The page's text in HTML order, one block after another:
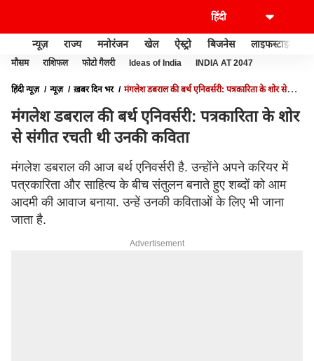
न्यूज़ राज्य मनोरंजन खेल ऐस्ट्रो बिजनेस लाइफस्टाइल
मौसम राशिफल फोटो गैलरी Ideas of India INDIA AT 2047
हिंदी न्यूज़ न्यूज़ ख़बर दिन भर
मंगलेश डबराल की बर्थ एनिवर्सरी: पत्रकारिता के शोर से
मंगलेश डबराल की बर्थ एनिवर्सरी: पत्रकारिता के शोर
से संगीत रचती थी उनकी कविता
मंगलेश डबराल की आज बर्थ एनिवर्सरी है. उन्होंने अपने करियर में
पत्रकारिता और साहित्य के बीच संतुलन बनाते हुए शब्दों को आम
आदमी की आवाज बनाया. उन्हें उनकी कविताओं के लिए भी जाना
जाता है.
Advertisement